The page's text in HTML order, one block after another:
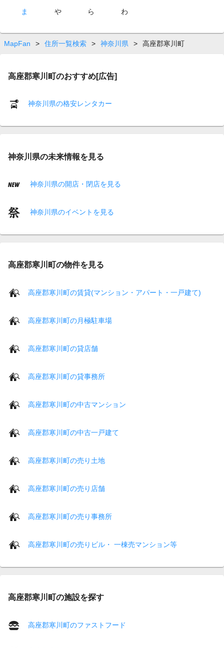
ま や ら わ
MapFan > 住所一覧検索 > 神奈川県 > 高座郡寒川町
高座郡寒川町のおすすめ[広告]
神奈川県の格安レンタカー
神奈川県の未来情報を見る
神奈川県の開店・閉店を見る
神奈川県のイベントを見る
高座郡寒川町の物件を見る
高座郡寒川町の賃貸(マンション・アパート・一戸建て)
高座郡寒川町の月極駐車場
高座郡寒川町の貸店舗
高座郡寒川町の貸事務所
高座郡寒川町の中古マンション
高座郡寒川町の中古一戸建て
高座郡寒川町の売り土地
高座郡寒川町の売り店舗
高座郡寒川町の売り事務所
高座郡寒川町の売りビル・ 一棟売マンション等
高座郡寒川町の施設を探す
高座郡寒川町のファストフード